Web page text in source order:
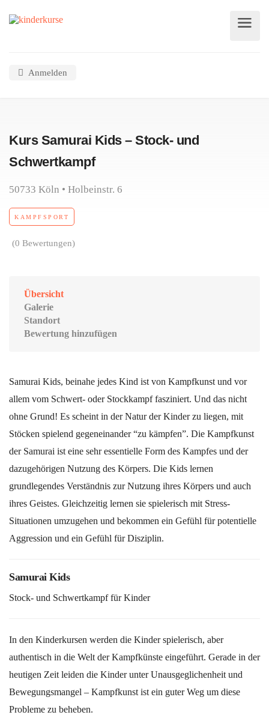
Anmelden
Kurs Samurai Kids – Stock- und
Schwertkampf
50733 Köln • Holbeinstr. 6
KAMPFSPORT
(0 Bewertungen)
Übersicht
Galerie
Standort
Bewertung hinzufügen
Samurai Kids, beinahe jedes Kind ist von Kampfkunst und vor
allem vom Schwert- oder Stockkampf fasziniert. Und das nicht
ohne Grund! Es scheint in der Natur der Kinder zu liegen, mit
Stöcken spielend gegeneinander “zu kämpfen”. Die Kampfkunst
der Samurai ist eine sehr essentielle Form des Kampfes und der
dazugehörigen Nutzung des Körpers. Die Kids lernen
grundlegendes Verständnis zur Nutzung ihres Körpers und auch
ihres Geistes. Gleichzeitig lernen sie spielerisch mit Stress-
Situationen umzugehen und bekommen ein Gefühl für potentielle
Aggression und ein Gefühl für Disziplin.
Samurai Kids
Stock- und Schwertkampf für Kinder
In den Kinderkursen werden die Kinder spielerisch, aber
authentisch in die Welt der Kampfkünste eingeführt. Gerade in der
heutigen Zeit leiden die Kinder unter Unausgeglichenheit und
Bewegungsmangel – Kampfkunst ist ein guter Weg um diese
Probleme zu beheben.